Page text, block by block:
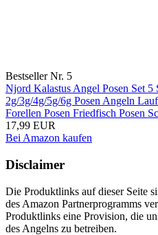
Bestseller Nr. 5
Njord Kalastus Angel Posen Set 5
2g/3g/4g/5g/6g Posen Angeln
Forellen Posen Friedfisch Posen
17,99 EUR
Bei Amazon kaufen
Disclaimer
Die Produktlinks auf dieser Seite
des Amazon Partnerprogramms
Produktlinks eine Provision, die
des Angelns zu betreiben.